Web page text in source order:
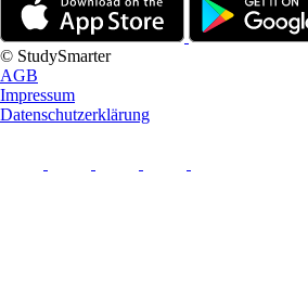
© StudySmarter
AGB
Impressum
Datenschutzerklärung